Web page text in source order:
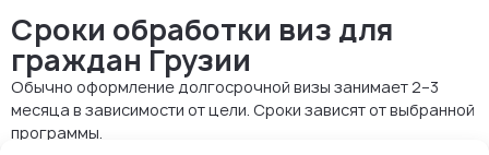
Сроки обработки виз для
граждан Грузии
Обычно оформление долгосрочной визы занимает 2–3
месяца в зависимости от цели. Сроки зависят от выбранной
программы.